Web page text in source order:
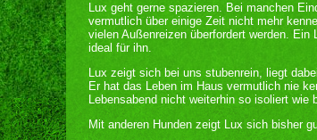
Lux geht gerne spazieren. Bei manchen
vermutlich über einige Zeit nicht mehr
vielen Außenreizen überfordert werden.
ideal für ihn.
Lux zeigt sich bei uns stubenrein, liegt
Er hat das Leben im Haus vermutlich nie
Lebensabend nicht weiterhin so isoliert wie
Mit anderen Hunden zeigt Lux sich bisher